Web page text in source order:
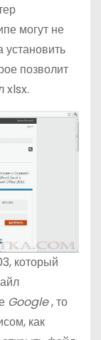
могут не
установить
позволит
xlsx.
который
Google, то
как